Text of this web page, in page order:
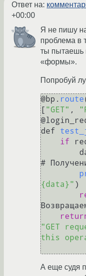
Ответ на:
+00:00
Я не пишу
проблема в
ты пытаешь
«формы».
Попробуй
@bp. route
[ "GET" ,
def
if
#
{data}" )
"GET
this
А еще судя